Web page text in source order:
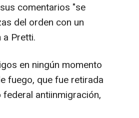
comentarios "se
del orden con un
Pretti.
en ningún momento
fuego, que fue retirada
antiinmigración,